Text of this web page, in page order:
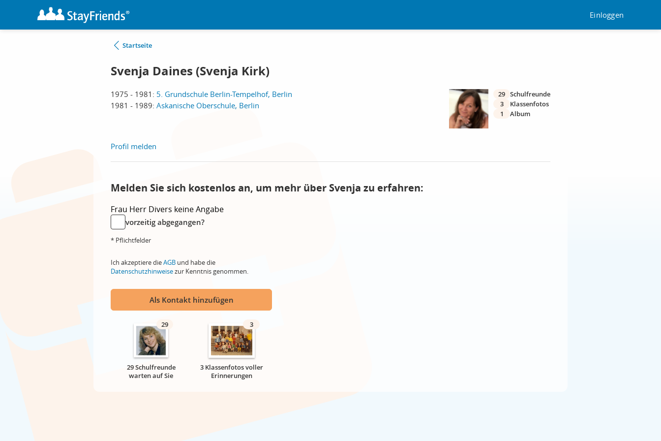
Einloggen
Startseite
Svenja Daines (Svenja Kirk)
1975 - 1981: 5. Grundschule Berlin-Tempelhof, Berlin
1981 - 1989: Askanische Oberschule, Berlin
29 Schulfreunde
3
Klassenfotos
1
Album
Profil melden
Melden Sie sich kostenlos an, um mehr über Svenja zu erfahren:
Frau Herr Divers keine Angabe
vorzeitig abgegangen?
* Pflichtfelder
Ich akzeptiere dieAGB und habe die
Datenschutzhinweisezur Kenntnis genommen.
Als Kontakt hinzufügen
29
29 Schulfreunde
warten auf Sie
3
3 Klassenfotos voller
Erinnerungen